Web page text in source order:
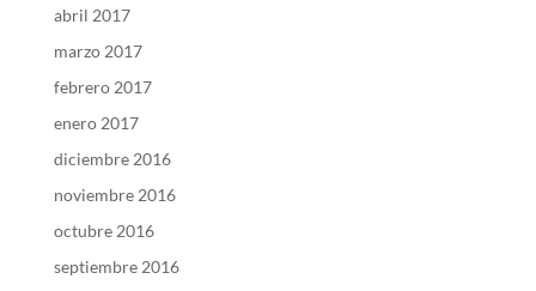
abril 2017
marzo 2017
febrero 2017
enero 2017
diciembre 2016
noviembre 2016
octubre 2016
septiembre 2016